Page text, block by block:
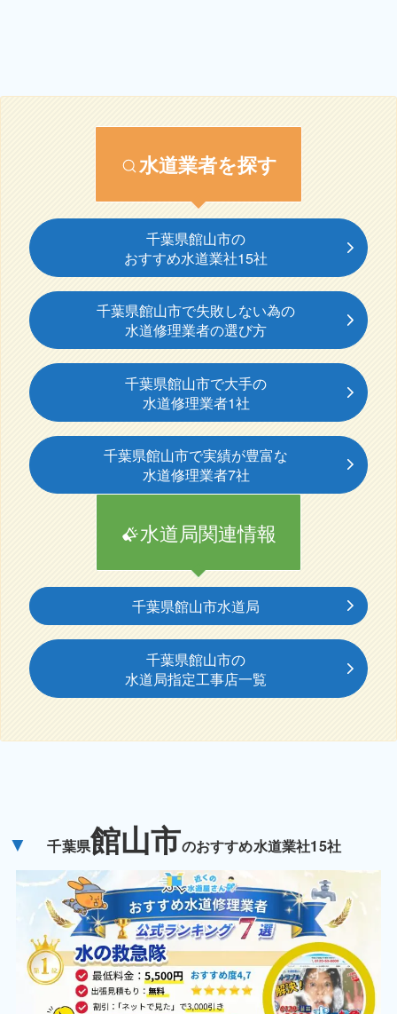
水道業者を探す
千葉県館山市の
おすすめ水道業社15社
千葉県館山市で失敗しない為の
水道修理業者の選び方
千葉県館山市で大手の
水道修理業者1社
千葉県館山市で実績が豊富な
水道修理業者7社
水道局関連情報
千葉県館山市水道局
千葉県館山市の
水道局指定工事店一覧
▼ 千葉県館山市のおすすめ水道業社15社